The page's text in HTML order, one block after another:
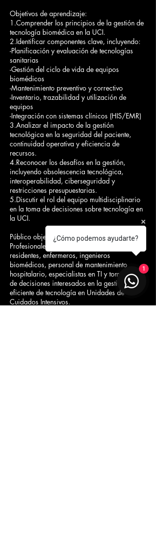
Objetivos de aprendizaje:
1.Comprender los principios de la gestión de
tecnología biomédica en la UCI.
2.Identificar componentes clave, incluyendo:
-Planificación y evaluación de tecnologías
sanitarias
-Gestión del ciclo de vida de equipos
biomédicos
-Mantenimiento preventivo y correctivo
-Inventario, trazabilidad y utilización de
equipos
-Integración con sistemas clínicos (HIS/EMR)
3.Analizar el impacto de la gestión
tecnológica en la seguridad del paciente,
continuidad operativa y eficiencia de
recursos.
4.Reconocer los desafíos en la gestión,
incluyendo obsolescencia tecnológica,
interoperabilidad, ciberseguridad y
restricciones presupuestarias.
5.Discutir el rol del equipo multidisciplinario
en la toma de decisiones sobre tecnología en
la UCI.
Público objetivo:
Profesionales de la salud, intensivistas,
residentes, enfermeros, ingenieros
biomédicos, personal de mantenimiento
hospitalario, especialistas en TI y tomadores
de decisiones interesados en la gestión
eficiente de tecnología en Unidades de
Cuidados Intensivos.
¿Cómo podemos ayudarte?
1